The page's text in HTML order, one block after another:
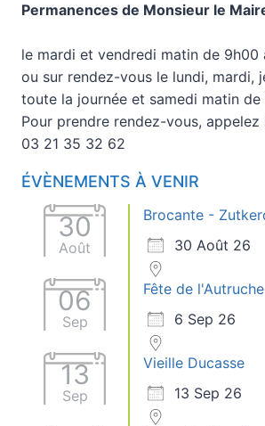
Permanences de Monsieur le
le mardi et vendredi matin de 9h00
ou sur rendez-vous le lundi, mardi,
toute la journée et samedi matin de
Pour prendre rendez-vous,
03 21 35 32 62
ÉVÈNEMENTS À VENIR
30
Août
Brocante -
30 Août 26
06
Sep
Fête de l'Autruche
6 Sep 26
13
Sep
Vieille Ducasse
13 Sep 26